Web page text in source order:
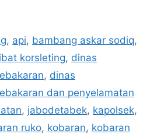
, api, bambang askar sodiq,
korsleting, dinas
, dinas
dan penyelamatan
, jabodetabek, kapolsek,
ruko, kobaran, kobaran